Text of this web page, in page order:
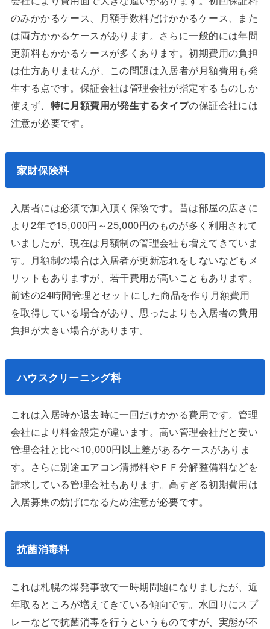
のみかかるケース、月額手数料だけかかるケース、また
は両方かかるケースがあります。さらに一般的には年間
更新料もかかるケースが多くあります。初期費用の負担
は仕方ありませんが、この問題は入居者が月額費用も発
生する点です。保証会社は管理会社が指定するものしか
使えず、 特に月額費用が発生するタイプの保証会社には
注意が必要です。
家財保険料
入居者には必須で加入頂く保険です。昔は部屋の広さに
より2年で15,000円～25,000円のものが多く利用されて
いましたが、現在は月額制の管理会社も増えてきていま
す。月額制の場合は入居者が更新忘れをしないなどもメ
リットもありますが、若干費用が高いこともあります。
前述の24時間管理とセットにした商品を作り月額費用
を取得している場合があり、思ったよりも入居者の費用
負担が大きい場合があります。
ハウスクリーニング料
これは入居時か退去時に一回だけかかる費用です。管理
会社により料金設定が違います。高い管理会社だと安い
管理会社と比べ10,000円以上差があるケースがありま
す。さらに別途エアコン清掃料やＦＦ分解整備料などを
請求している管理会社もあります。高すぎる初期費用は
入居募集の妨げになるため注意が必要です。
抗菌消毒料
これは札幌の爆発事故で一時期問題になりましたが、近
年取るところが増えてきている傾向です。水回りにスプ
レーなどで抗菌消毒を行うというものですが、実態が不